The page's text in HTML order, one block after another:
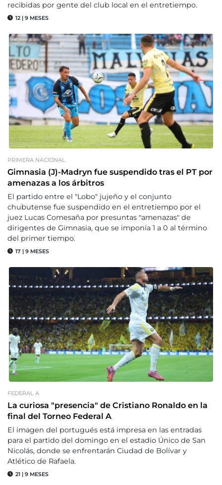
recibidas por gente del club local en el entretiempo.
12 | 9 MESES
PRIMERA NACIONAL
Gimnasia (J)-Madryn fue suspendido tras el PT por
amenazas a los árbitros
El partido entre el "Lobo" jujeño y el conjunto
chubutense fue suspendido en el entretiempo por el
juez Lucas Comesaña por presuntas "amenazas" de
dirigentes de Gimnasia, que se imponía 1 a 0 al término
del primer tiempo.
17 | 9 MESES
FEDERAL A
La curiosa "presencia" de Cristiano Ronaldo en la
final del Torneo Federal A
El imagen del portugués está impresa en las entradas
para el partido del domingo en el estadio Único de San
Nicolás, donde se enfrentarán Ciudad de Bolívar y
Atlético de Rafaela.
21 | 9 MESES